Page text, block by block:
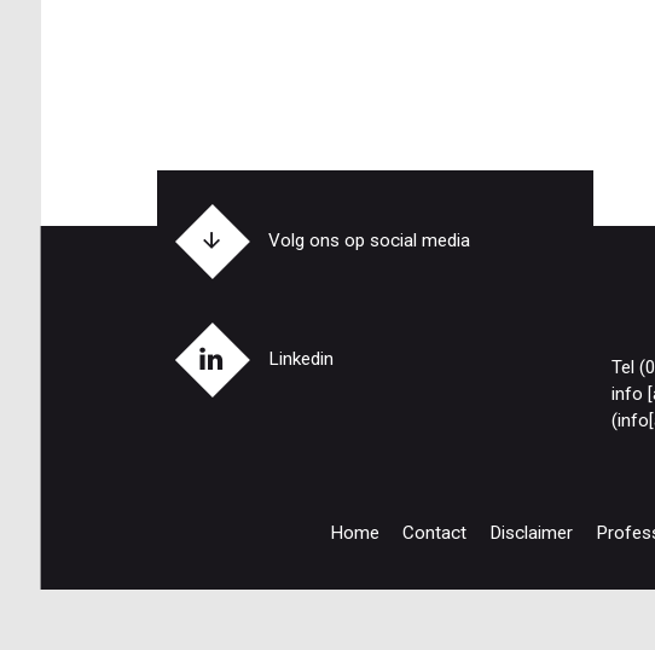
Volg ons op social media
Linkedin
Tel
info
Home Contact Disclaimer